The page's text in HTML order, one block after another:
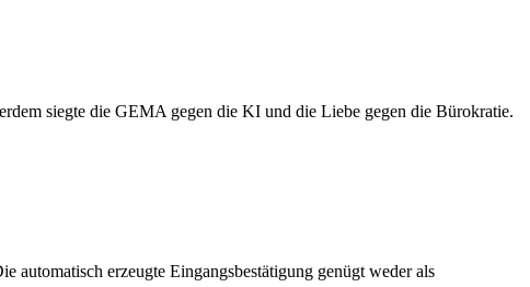
siegte die GEMA gegen die KI und die Liebe gegen die Bürokratie.
automatisch erzeugte Eingangsbestätigung genügt weder als